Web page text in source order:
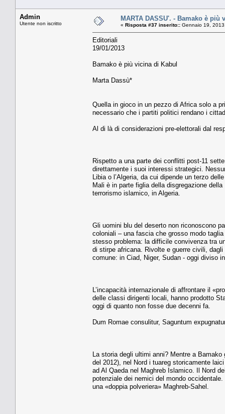
Admin
Utente non iscritto
MARTA DASSU'. - Bamako è più
« Risposta #37 inserito:: Gennaio 19,
Editoriali
19/01/2013
Bamako è più vicina di Kabul
Marta Dassù*
Quella in gioco in un pezzo di Africa solo a
necessario che i partiti politici rendano i
Al di là di considerazioni pre-elettorali dal
Rispetto a una parte dei conflitti post-11
direttamente i suoi interessi strategici.
Libia o l’Algeria, da cui dipende un terzo
Mali è in parte figlia della disgregazione
terrorismo islamico, in Algeria.
Gli uomini blu del deserto non riconoscono
coloniali – una fascia che grosso modo
stesso problema: la difficile convivenza tra
di stirpe africana. Rivolte e guerre civili,
comune: in Ciad, Niger, Sudan - oggi diviso
L’incapacità internazionale di affrontare il
delle classi dirigenti locali, hanno prodotto
oggi di quanto non fosse due decenni fa.
Dum Romae consulitur, Saguntum
La storia degli ultimi anni? Mentre a
del 2012), nel Nord i tuareg storicamente
ad Al Qaeda nel Maghreb Islamico. Il Nord
potenziale dei nemici del mondo
una «doppia polveriera» Maghreb-Sahel.